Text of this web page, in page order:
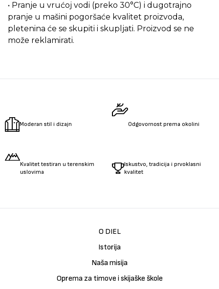
• Pranje u vrućoj vodi (preko 30°C) i dugotrajno
pranje u mašini pogoršaće kvalitet proizvoda,
pletenina će se skupiti i skupljati. Proizvod se ne
može reklamirati.
Moderan stil i dizajn Odgovornost prema okolini
Kvalitet testiran u terenskim
uslovima
Iskustvo, tradicija i prvoklasni
kvalitet
O DIEL
Istorija
Naša misija
Oprema za timove i skijaške škole